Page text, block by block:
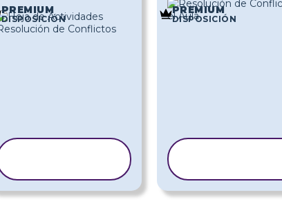
PREMIUM
DISPOSICIÓN
PREMIUM
DISPOSICIÓN